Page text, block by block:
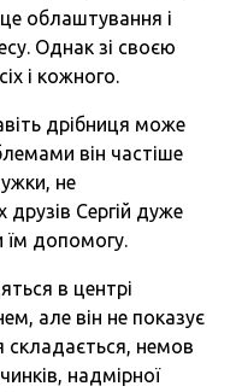
облаштування і
Однак зі своєю
і кожного.
дрібниця може
він частіше
не
друзів Сергій дуже
їм допомогу.
в центрі
але він не показує
складається, немов
надмірної